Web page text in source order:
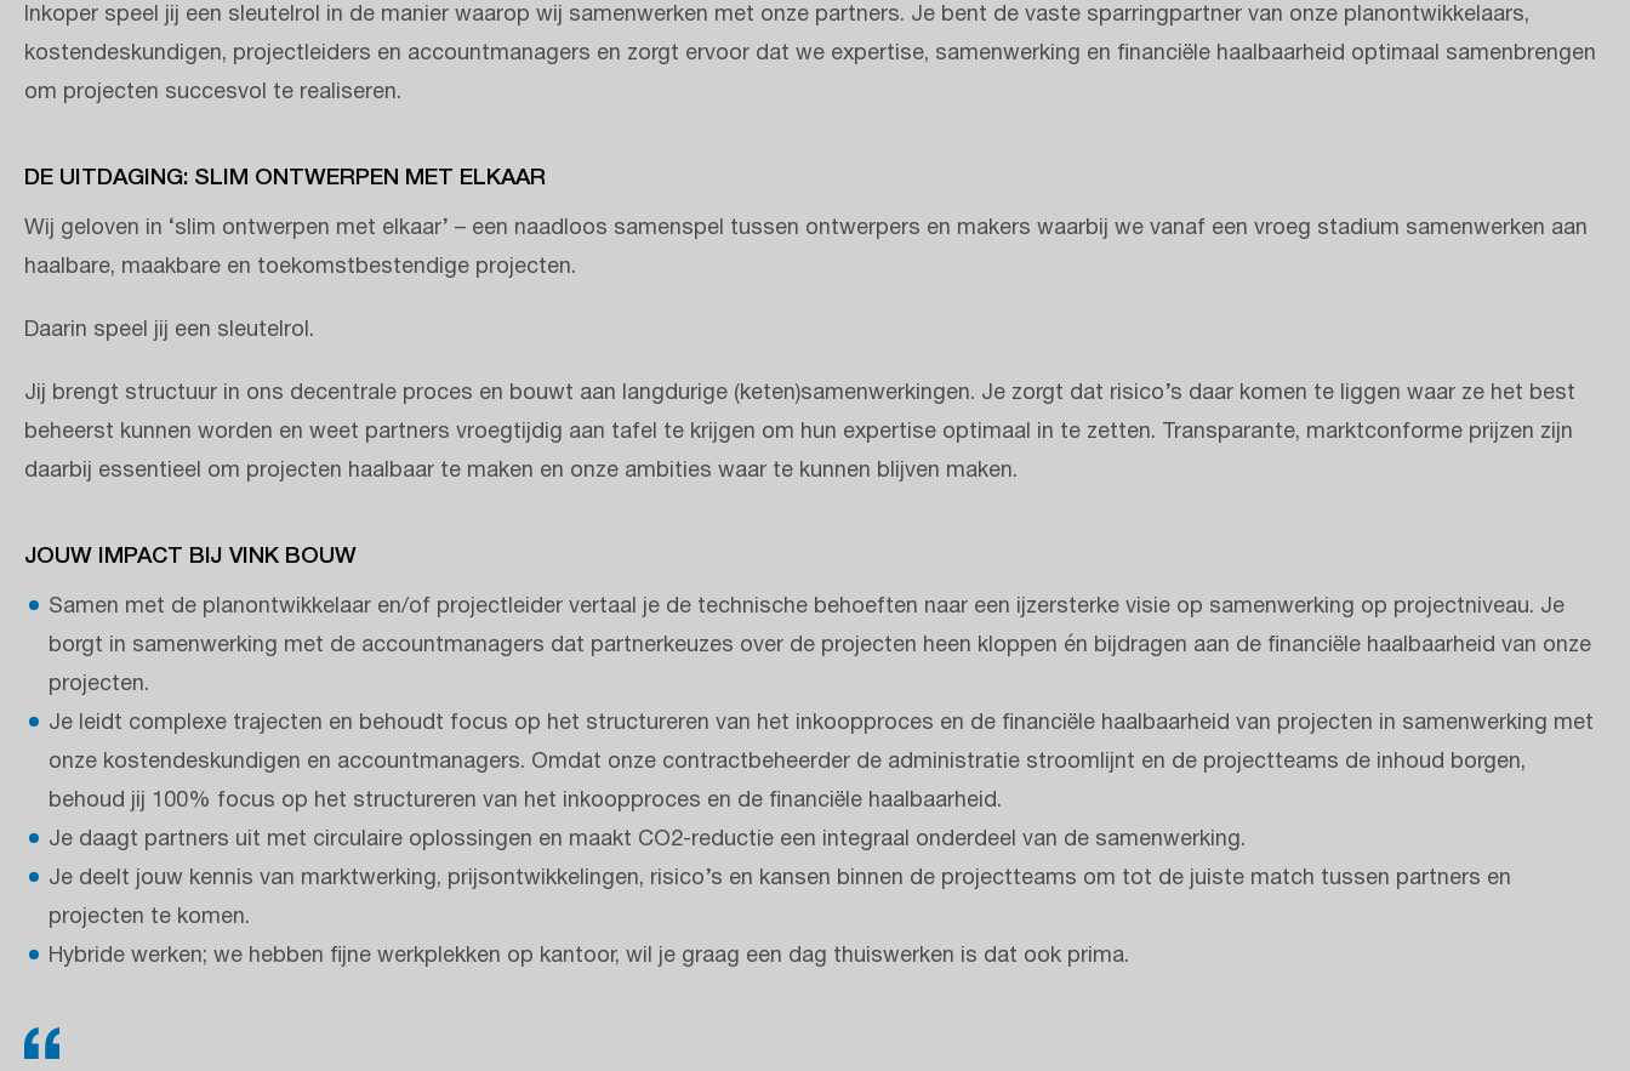
Inkoper speel jij een sleutelrol in de manier waarop wij samenwerken met onze partners. Je bent de vaste sparringpartner van onze planontwikkelaars,
kostendeskundigen, projectleiders en accountmanagers en zorgt ervoor dat we expertise, samenwerking en financiële haalbaarheid optimaal samenbrengen
om projecten succesvol te realiseren.
DE UITDAGING: SLIM ONTWERPEN MET ELKAAR
Wij geloven in ‘slim ontwerpen met elkaar’ – een naadloos samenspel tussen ontwerpers en makers waarbij we vanaf een vroeg stadium samenwerken aan
haalbare, maakbare en toekomstbestendige projecten.
Daarin speel jij een sleutelrol.
Jij brengt structuur in ons decentrale proces en bouwt aan langdurige (keten)samenwerkingen. Je zorgt dat risico’s daar komen te liggen waar ze het best
beheerst kunnen worden en weet partners vroegtijdig aan tafel te krijgen om hun expertise optimaal in te zetten. Transparante, marktconforme prijzen zijn
daarbij essentieel om projecten haalbaar te maken en onze ambities waar te kunnen blijven maken.
JOUW IMPACT BIJ VINK BOUW
Samen met de planontwikkelaar en/of projectleider vertaal je de technische behoeften naar een ijzersterke visie op samenwerking op projectniveau. Je
borgt in samenwerking met de accountmanagers dat partnerkeuzes over de projecten heen kloppen én bijdragen aan de financiële haalbaarheid van onze
projecten.
Je leidt complexe trajecten en behoudt focus op het structureren van het inkoopproces en de financiële haalbaarheid van projecten in samenwerking met
onze kostendeskundigen en accountmanagers. Omdat onze contractbeheerder de administratie stroomlijnt en de projectteams de inhoud borgen,
behoud jij 100% focus op het structureren van het inkoopproces en de financiële haalbaarheid.
Je daagt partners uit met circulaire oplossingen en maakt CO2-reductie een integraal onderdeel van de samenwerking.
Je deelt jouw kennis van marktwerking, prijsontwikkelingen, risico’s en kansen binnen de projectteams om tot de juiste match tussen partners en
projecten te komen.
Hybride werken; we hebben fijne werkplekken op kantoor, wil je graag een dag thuiswerken is dat ook prima.